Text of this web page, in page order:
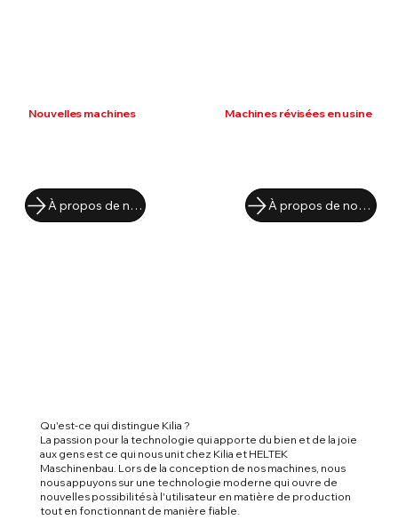
Nouvelles machines
À propos de nos produits
Machines révisées en usine
À propos de nos produits
Qu'est-ce qui distingue Kilia ?
La passion pour la technologie qui apporte du bien et de la joie
aux gens est ce qui nous unit chez Kilia et HELTEK
Maschinenbau. Lors de la conception de nos machines, nous
nous appuyons sur une technologie moderne qui ouvre de
nouvelles possibilités à l'utilisateur en matière de production
tout en fonctionnant de manière fiable.